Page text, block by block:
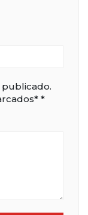
publicado.
*